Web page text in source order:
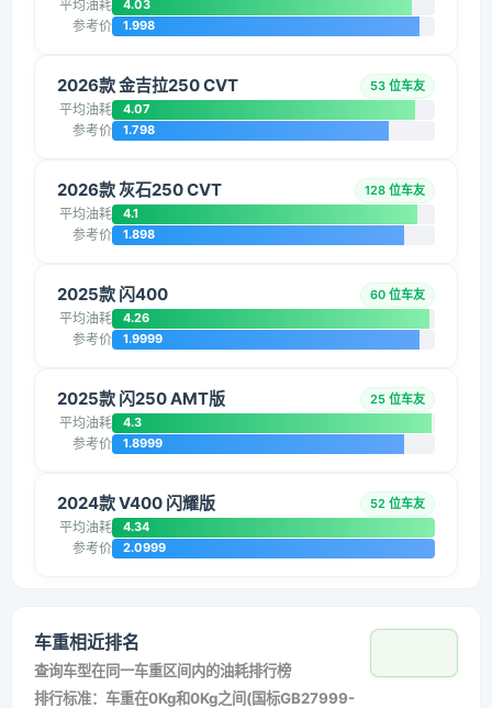
平均油耗 4.03
参考价 1.998
2026款 金吉拉250 CVT 53 位车友
平均油耗 4.07
参考价 1.798
2026款 灰石250 CVT 128 位车友
平均油耗 4.1
参考价 1.898
2025款 闪400 60 位车友
平均油耗 4.26
参考价 1.9999
2025款 闪250 AMT版 25 位车友
平均油耗 4.3
参考价 1.8999
2024款 V400 闪耀版 52 位车友
平均油耗 4.34
参考价 2.0999
车重相近排名
查询车型在同一车重区间内的油耗排行榜
排行标准：车重在0Kg和0Kg之间(国标GB27999-